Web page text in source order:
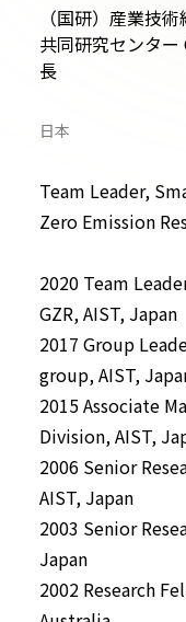
（国研）産業技
共同研究センター
長
日本
Team Leader,
Zero Emission
2020 Team
GZR, AIST, Japan
2017 Group
group, AIST,
2015 Associate
Division, AIST,
2006 Senior
AIST, Japan
2003 Senior
Japan
2002 Research